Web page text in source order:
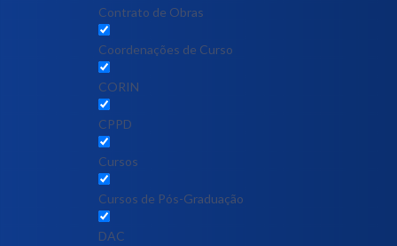
Contrato de Obras
Coordenações de Curso
CORIN
CPPD
Cursos
Cursos de Pós-Graduação
DAC